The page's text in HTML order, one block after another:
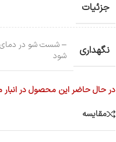
جزئیات
نگهداری
شود
در حال حاضر این محصول در
مقایسه